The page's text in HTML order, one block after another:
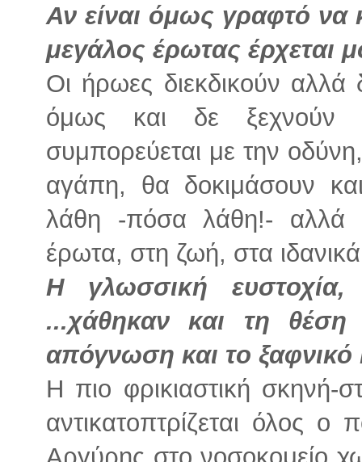
Αν είναι όμως γραφτό να
μεγάλος έρωτας έρχεται
Οι ήρωες διεκδικούν
όμως και δε
συμπορεύεται με την
αγάπη, θα δοκιμάσουν
λάθη -πόσα λάθη!- αλλά
έρωτα, στη ζωή, στα
Η γλωσσική ευστοχία,
...χάθηκαν και τη
απόγνωση και το ξαφνικό
Η πιο φρικιαστική σκηνή-
αντικατοπτρίζεται όλος ο
Αργύρης στο νοσοκομείο